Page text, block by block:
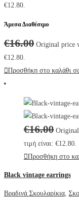
€12.80.
Άμεσα Διαθέσιμο
€16.00 Original price
€12.80.
Προσθήκη στο καλάθι
€16.00
τιμή είναι: €12.80.
Προσθήκη στο
Black vintage earrings
Βραδινά Σκουλαρίκια,